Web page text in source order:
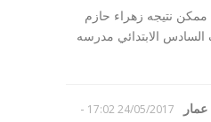
ممكن نتيجه زهراء حازم
الابتدائي مدرسه
عمار 24/05/2017 17:02
-